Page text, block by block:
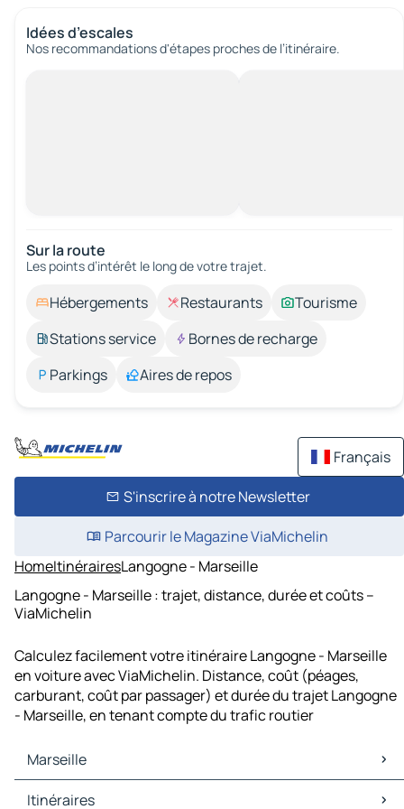
Idées d’escales
Nos recommandations d'étapes proches de l’itinéraire.
Sur la route
Les points d’intérêt le long de votre trajet.
Hébergements Restaurants
Tourisme
Stations service
Bornes de recharge
Parkings
Aires de repos
Français
S'inscrire à notre Newsletter
Parcourir le Magazine ViaMichelin
HomeItinérairesLangogne - Marseille
Langogne - Marseille : trajet, distance, durée et coûts –
ViaMichelin
Calculez facilement votre itinéraire Langogne - Marseille
en voiture avec ViaMichelin. Distance, coût (péages,
carburant, coût par passager) et durée du trajet Langogne
- Marseille, en tenant compte du trafic routier
Marseille
Marseille Cartes et plans
Itinéraires